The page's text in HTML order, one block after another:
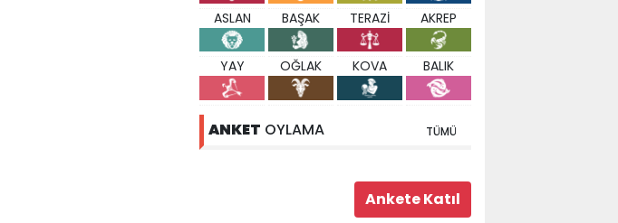
ASLAN BAŞAK TERAZİ AKREP
YAY OĞLAK KOVA BALIK
ANKET OYLAMA TÜMÜ